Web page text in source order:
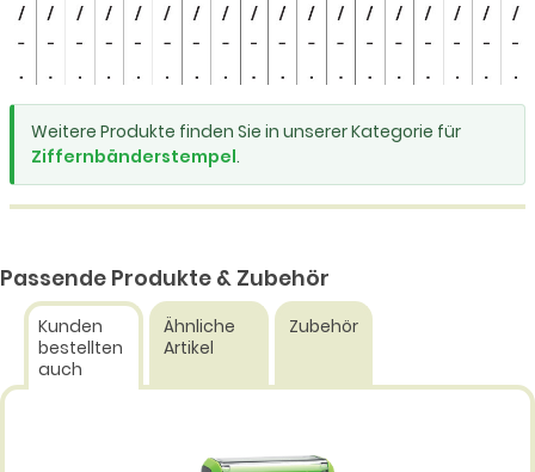
Weitere Produkte finden Sie in unserer Kategorie für
Ziffernbänderstempel.
Passende Produkte & Zubehör
Kunden
bestellten
auch
Ähnliche
Artikel
Zubehör